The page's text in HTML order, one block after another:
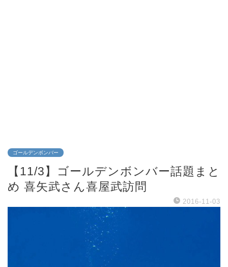
ゴールデンボンバー
【11/3】ゴールデンボンバー話題まと
め 喜矢武さん喜屋武訪問
2016-11-03